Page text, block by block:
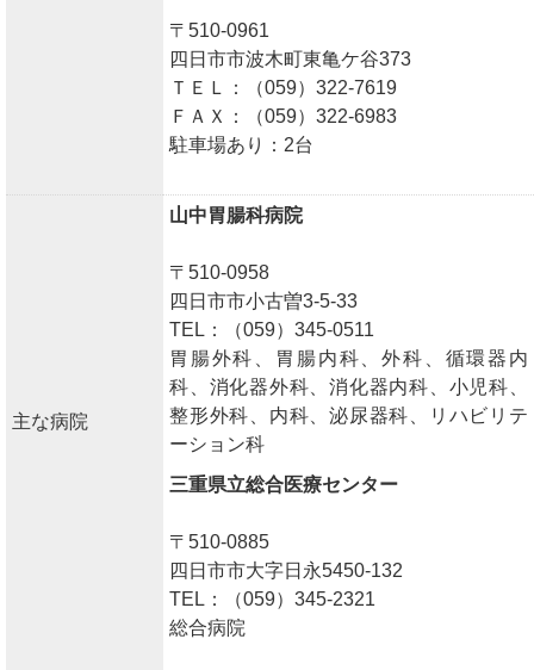
〒510-0961
四日市市波木町東亀ケ谷373
ＴＥＬ：（059）322-7619
ＦＡＸ：（059）322-6983
駐車場あり：2台
主な病院
山中胃腸科病院
〒510-0958
四日市市小古曽3-5-33
TEL：（059）345-0511
胃腸外科、胃腸内科、外科、循環器内
科、消化器外科、消化器内科、小児科、
整形外科、内科、泌尿器科、リハビリテ
ーション科
三重県立総合医療センター
〒510-0885
四日市市大字日永5450-132
TEL：（059）345-2321
総合病院